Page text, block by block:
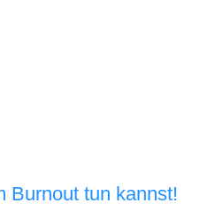
Burnout tun kannst!